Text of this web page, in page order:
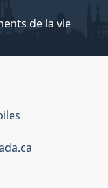
de la vie